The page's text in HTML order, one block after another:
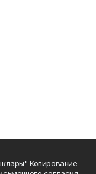
Копирование